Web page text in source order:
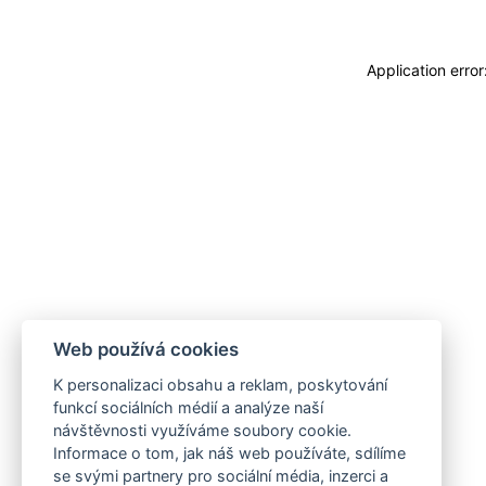
Application
Web používá cookies
K personalizaci obsahu a reklam, poskytování
funkcí sociálních médií a analýze naší
návštěvnosti využíváme soubory cookie.
Informace o tom, jak náš web používáte, sdílíme
se svými partnery pro sociální média, inzerci a